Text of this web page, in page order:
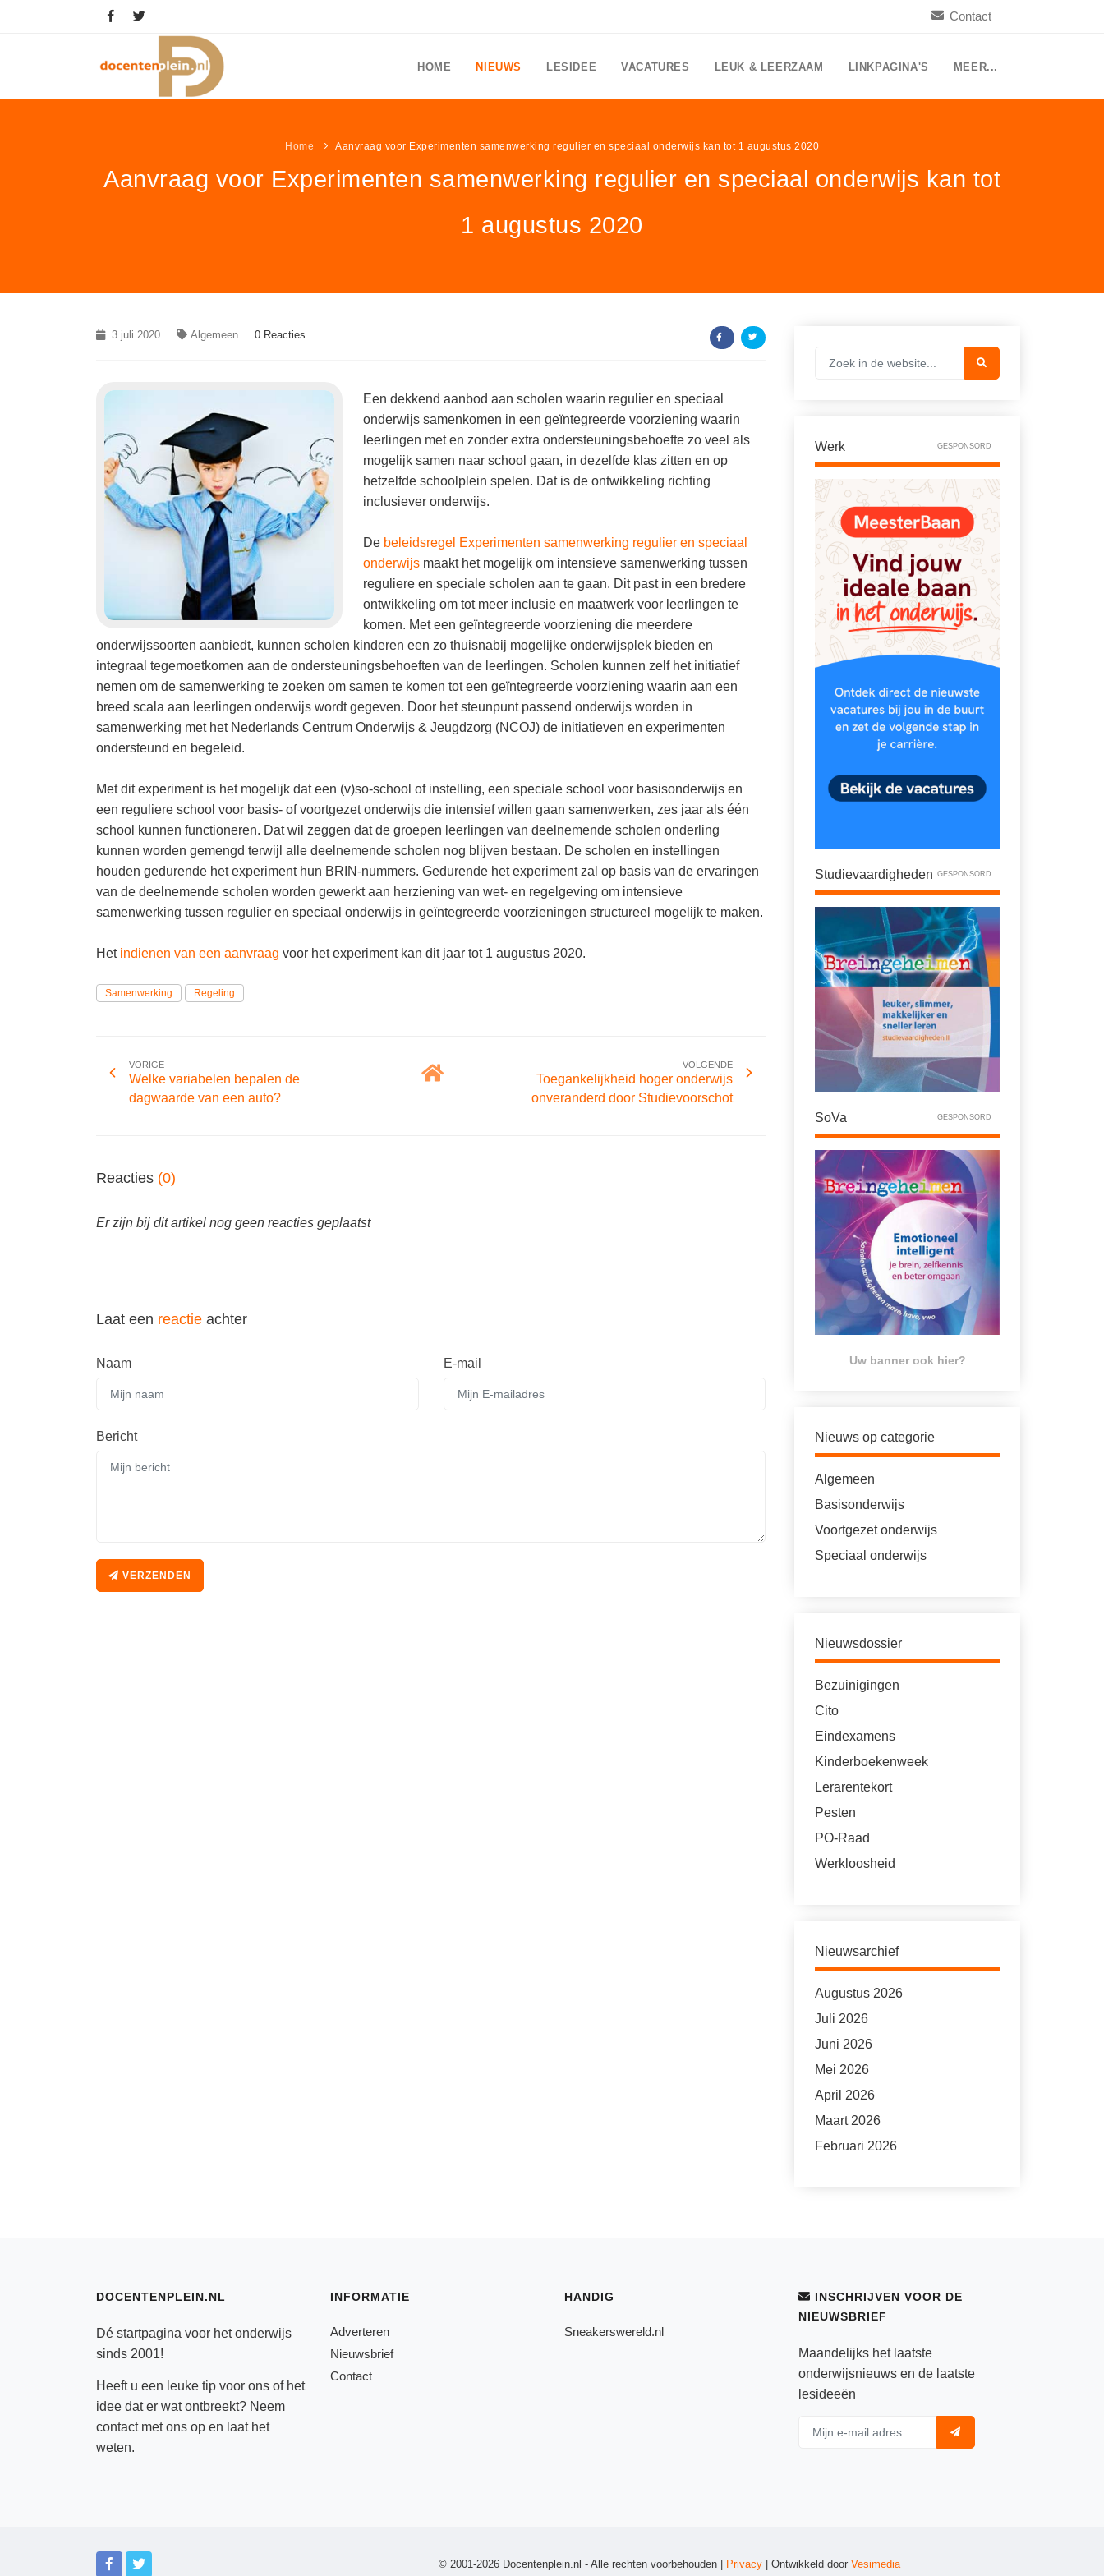
Contact
HOME NIEUWS LESIDEE VACATURES LEUK & LEERZAAM LINKPAGINA'S MEER...
Home Aanvraag voor Experimenten samenwerking regulier en speciaal onderwijs kan tot 1 augustus 2020
Aanvraag voor Experimenten samenwerking regulier en speciaal onderwijs kan tot
1 augustus 2020
3 juli 2020 Algemeen 0 Reacties
Een dekkend aanbod aan scholen waarin regulier en speciaal
onderwijs samenkomen in een geïntegreerde voorziening waarin
leerlingen met en zonder extra ondersteuningsbehoefte zo veel als
mogelijk samen naar school gaan, in dezelfde klas zitten en op
hetzelfde schoolplein spelen. Dat is de ontwikkeling richting
inclusiever onderwijs.
De beleidsregel Experimenten samenwerking regulier en speciaal
onderwijs maakt het mogelijk om intensieve samenwerking tussen
reguliere en speciale scholen aan te gaan. Dit past in een bredere
ontwikkeling om tot meer inclusie en maatwerk voor leerlingen te
komen. Met een geïntegreerde voorziening die meerdere
onderwijssoorten aanbiedt, kunnen scholen kinderen een zo thuisnabij mogelijke onderwijsplek bieden en
integraal tegemoetkomen aan de ondersteuningsbehoeften van de leerlingen. Scholen kunnen zelf het initiatief
nemen om de samenwerking te zoeken om samen te komen tot een geïntegreerde voorziening waarin aan een
breed scala aan leerlingen onderwijs wordt gegeven. Door het steunpunt passend onderwijs worden in
samenwerking met het Nederlands Centrum Onderwijs & Jeugdzorg (NCOJ) de initiatieven en experimenten
ondersteund en begeleid.
Met dit experiment is het mogelijk dat een (v)so-school of instelling, een speciale school voor basisonderwijs en
een reguliere school voor basis- of voortgezet onderwijs die intensief willen gaan samenwerken, zes jaar als één
school kunnen functioneren. Dat wil zeggen dat de groepen leerlingen van deelnemende scholen onderling
kunnen worden gemengd terwijl alle deelnemende scholen nog blijven bestaan. De scholen en instellingen
houden gedurende het experiment hun BRIN-nummers. Gedurende het experiment zal op basis van de ervaringen
van de deelnemende scholen worden gewerkt aan herziening van wet- en regelgeving om intensieve
samenwerking tussen regulier en speciaal onderwijs in geïntegreerde voorzieningen structureel mogelijk te maken.
Het indienen van een aanvraag voor het experiment kan dit jaar tot 1 augustus 2020.
Samenwerking Regeling
VORIGE
Welke variabelen bepalen de
dagwaarde van een auto?
VOLGENDE
Toegankelijkheid hoger onderwijs
onveranderd door Studievoorschot
Reacties (0)
Er zijn bij dit artikel nog geen reacties geplaatst
Laat een reactie achter
Naam E-mail
Bericht
VERZENDEN
Werk GESPONSORD
Studievaardigheden GESPONSORD
SoVa GESPONSORD
Uw banner ook hier?
Nieuws op categorie
Algemeen
Basisonderwijs
Voortgezet onderwijs
Speciaal onderwijs
Nieuwsdossier
Bezuinigingen
Cito
Eindexamens
Kinderboekenweek
Lerarentekort
Pesten
PO-Raad
Werkloosheid
Nieuwsarchief
Augustus 2026
Juli 2026
Juni 2026
Mei 2026
April 2026
Maart 2026
Februari 2026
DOCENTENPLEIN.NL
Dé startpagina voor het onderwijs
sinds 2001!
Heeft u een leuke tip voor ons of het
idee dat er wat ontbreekt? Neem
contactmet ons op en laat het
weten.
INFORMATIE
Adverteren
Nieuwsbrief
Contact
HANDIG
Sneakerswereld.nl
INSCHRIJVEN VOOR DE
NIEUWSBRIEF
Maandelijks het laatste
onderwijsnieuws en de laatste
lesideeën
© 2001-2026 Docentenplein.nl - Alle rechten voorbehouden | Privacy| Ontwikkeld door Vesimedia